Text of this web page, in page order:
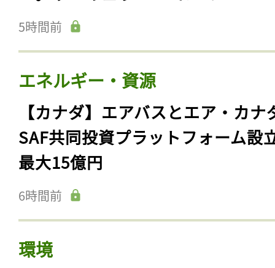
5時間前
エネルギー・資源
【カナダ】エアバスとエア・カナ
SAF共同投資プラットフォーム設
最大15億円
6時間前
環境